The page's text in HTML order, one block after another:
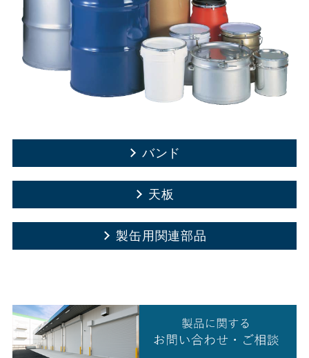
バンド
天板
製缶用関連部品